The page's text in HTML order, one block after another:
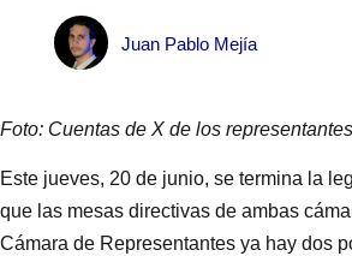
Juan Pablo Mejía
Foto: Cuentas de X de los
Este jueves, 20 de junio, se termina la
que las mesas directivas de ambas
Cámara de Representantes ya hay dos